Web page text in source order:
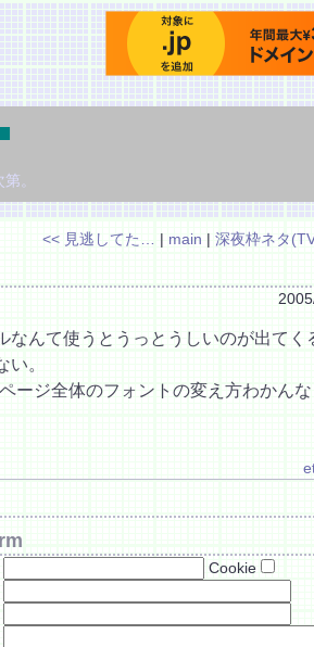
。
<< 見逃してた… | main | 深夜枠ネタ
なんて使うとうっとうしいのが出てく
い。
ージ全体のフォントの変え方わかん
Cookie